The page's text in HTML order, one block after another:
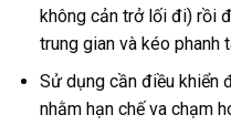
không cản trở lối đi) rồi
trung gian và kéo phanh
Sử dụng cần điều khiển
nhằm hạn chế va chạm